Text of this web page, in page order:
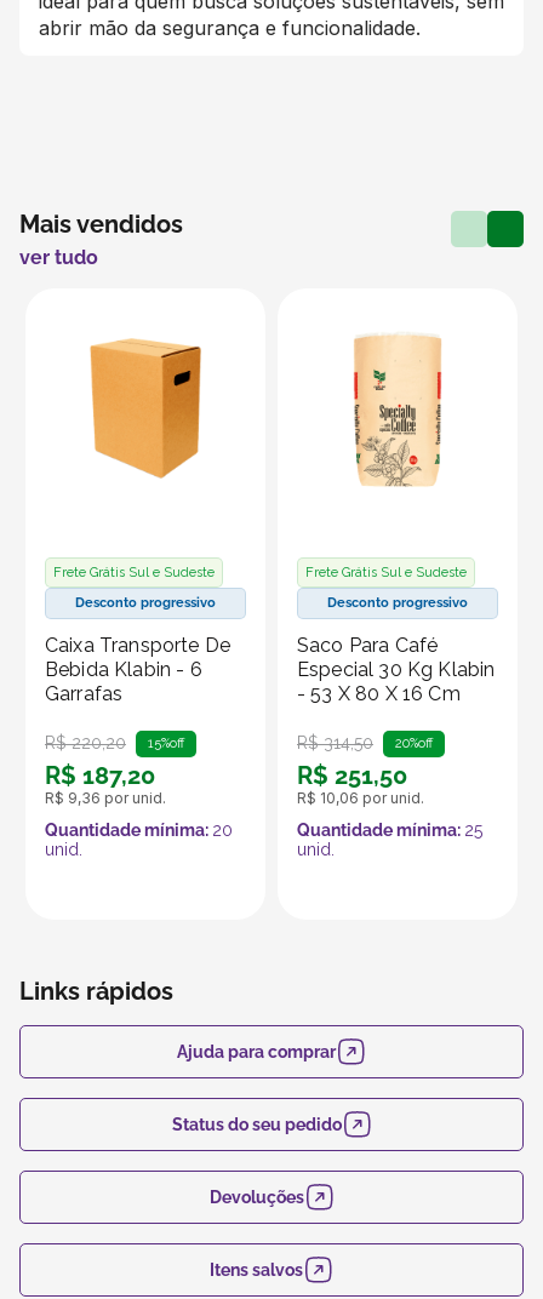
abrir mão da segurança e funcionalidade.
Frete Grátis Sul e Sudeste
Desconto progressivo
Caixa Transporte De
Bebida Klabin - 6
Garrafas
R$ 220,20 15%off
R$ 187,20
R$ 9,36 por unid.
Quantidade mínima: 20
unid.
Frete Grátis Sul e Sudeste
Desconto progressivo
Saco Para Café
Especial 30 Kg Klabin
- 53 X 80 X 16 Cm
R$ 314,50 20%off
R$ 251,50
R$ 10,06 por unid.
Quantidade mínima: 25
unid.
Mais vendidos
ver tudo
Links rápidos
Ajuda para comprar
Status do seu pedido
Devoluções
Itens salvos